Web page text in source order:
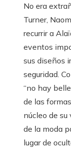
No era
Turner,
recurrir a
eventos
sus diseños
seguridad.
“no hay
de las
núcleo de
de la moda
lugar de